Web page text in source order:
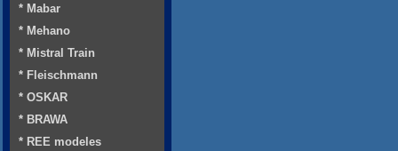
* Mabar
* Mehano
* Mistral Train
* Fleischmann
* OSKAR
* BRAWA
* REE modeles